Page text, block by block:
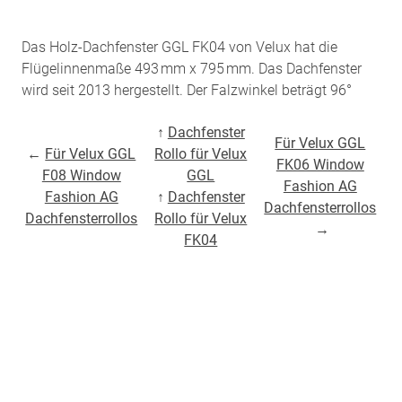
Das Holz-Dachfenster GGL FK04 von Velux hat die
Flügelinnenmaße 493 mm x 795 mm. Das Dachfenster
wird seit 2013 hergestellt. Der Falzwinkel beträgt 96°
← Für Velux GGL
F08 Window
Fashion AG
Dachfensterrollos
↑ Dachfenster
Rollo für Velux
GGL
↑ Dachfenster
Rollo für Velux
FK04
Für Velux GGL
FK06 Window
Fashion AG
Dachfensterrollos
→